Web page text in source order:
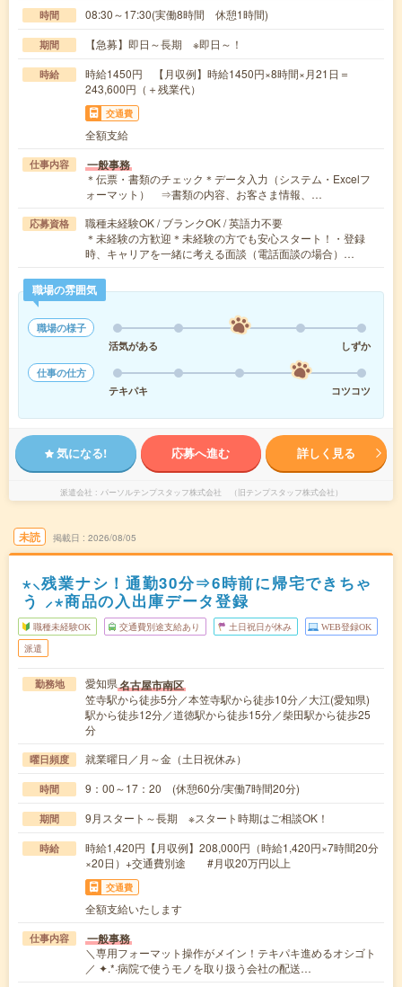
時間 08:30～17:30(実働8時間 休憩1時間)
期間 【急募】即日～長期 ※即日～！
時給
時給1450円 【月収例】時給1450円×8時間×月21日＝
243,600円（＋残業代）
交通費
全額支給
仕事内容 一般事務
＊伝票・書類のチェック＊データ入力（システム・Excelフ
ォーマット） ⇒書類の内容、お客さま情報、…
応募資格
職種未経験OK / ブランクOK / 英語力不要
＊未経験の方歓迎＊未経験の方でも安心スタート！・登録
時、キャリアを一緒に考える面談（電話面談の場合）…
職場の雰囲気
職場の様子
活気がある
しずか
仕事の仕方
テキパキ
コツコツ
気になる! 応募へ進む 詳しく見る
派遣会社 パーソルテンプスタッフ株式会社 （旧テンプスタッフ株式会社）
未読 掲載日 2026/08/05
⋆⸜残業ナシ！通勤30分⇒6時前に帰宅できちゃ
う ⸝⋆商品の入出庫データ登録
職種未経験OK 交通費別途支給あり 土日祝日が休み WEB登録OK
派遣
勤務地 愛知県名古屋市南区
笠寺駅から徒歩5分／本笠寺駅から徒歩10分／大江(愛知県)
駅から徒歩12分／道徳駅から徒歩15分／柴田駅から徒歩25
分
曜日頻度 就業曜日／月～金（土日祝休み）
時間 9：00～17：20 (休憩60分/実働7時間20分)
期間 9月スタート～長期 ※スタート時期はご相談OK！
時給
時給1,420円【月収例】208,000円（時給1,420円×7時間20分
×20日）+交通費別途 #月収20万円以上
交通費
全額支給いたします
仕事内容 一般事務
＼専用フォーマット操作がメイン！テキパキ進めるオシゴト
／ ✦.*·病院で使うモノを取り扱う会社の配送…